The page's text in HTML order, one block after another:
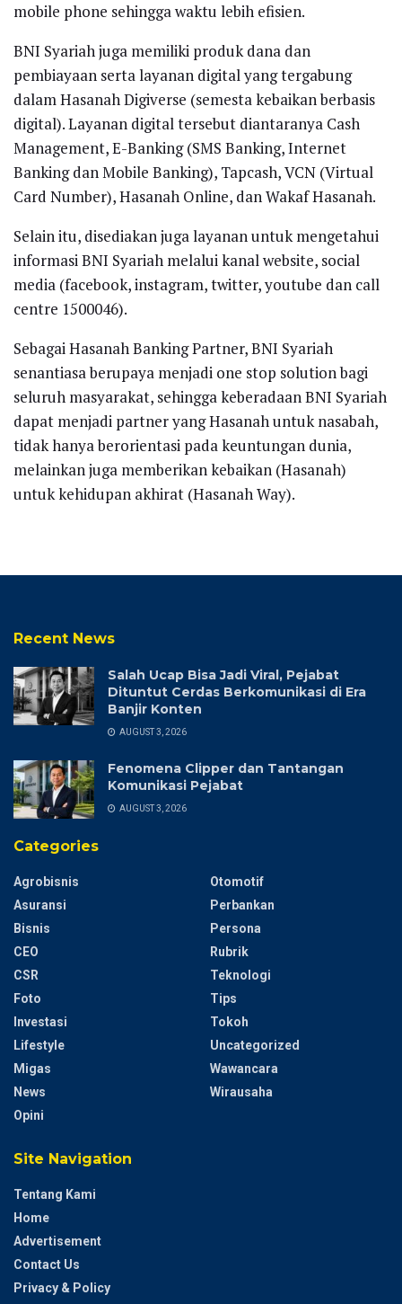
mobile phone sehingga waktu lebih efisien.
BNI Syariah juga memiliki produk dana dan
pembiayaan serta layanan digital yang tergabung
dalam Hasanah Digiverse (semesta kebaikan berbasis
digital). Layanan digital tersebut diantaranya Cash
Management, E-Banking (SMS Banking, Internet
Banking dan Mobile Banking), Tapcash, VCN (Virtual
Card Number), Hasanah Online, dan Wakaf Hasanah.
Selain itu, disediakan juga layanan untuk mengetahui
informasi BNI Syariah melalui kanal website, social
media (facebook, instagram, twitter, youtube dan call
centre 1500046).
Sebagai Hasanah Banking Partner, BNI Syariah
senantiasa berupaya menjadi one stop solution bagi
seluruh masyarakat, sehingga keberadaan BNI Syariah
dapat menjadi partner yang Hasanah untuk nasabah,
tidak hanya berorientasi pada keuntungan dunia,
melainkan juga memberikan kebaikan (Hasanah)
untuk kehidupan akhirat (Hasanah Way).
Recent News
Salah Ucap Bisa Jadi Viral, Pejabat
Dituntut Cerdas Berkomunikasi di Era
Banjir Konten
AUGUST 3, 2026
Fenomena Clipper dan Tantangan
Komunikasi Pejabat
AUGUST 3, 2026
Categories
Agrobisnis
Asuransi
Bisnis
CEO
CSR
Foto
Investasi
Lifestyle
Migas
News
Opini
Otomotif
Perbankan
Persona
Rubrik
Teknologi
Tips
Tokoh
Uncategorized
Wawancara
Wirausaha
Site Navigation
Tentang Kami
Home
Advertisement
Contact Us
Privacy & Policy